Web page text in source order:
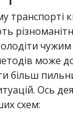
транспорті
може
більш
Ось
схем: